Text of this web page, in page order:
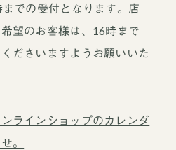
での受付となります。店
望のお客様は、16時まで
ださいますようお願いいた
ラインショップのカレンダ
。